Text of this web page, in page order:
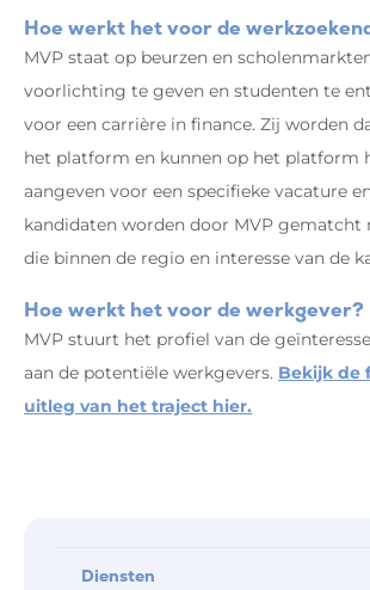
Hoe werkt het voor de
MVP staat op beurzen en
voorlichting te geven en studenten te
voor een carrière in finance. Zij worden
het platform en kunnen op het platform
aangeven voor een specifieke vacature
kandidaten worden door MVP gematcht
die binnen de regio en interesse van de
Hoe werkt het voor de werkgever?
MVP stuurt het profiel van de
aan de potentiële werkgevers. Bekijk de
uitleg van het traject hier.
Diensten